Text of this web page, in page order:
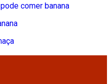
comer banana